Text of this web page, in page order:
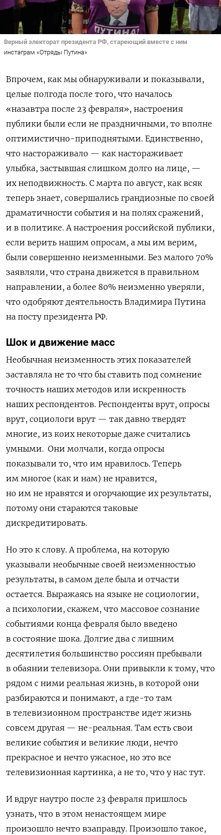
Верный электорат президента РФ, стареющий вместе с ним
инстаграм «Отряды Путина»
Впрочем, как мы обнаруживали и показывали,
целые полгода после того, что началось
«назавтра после 23 февраля», настроения
публики были если не праздничными, то вполне
оптимистично-приподнятыми. Единственно,
что настораживало — как настораживает
улыбка, застывшая слишком долго на лице, —
их неподвижность. С марта по август, как всяк
теперь знает, совершались грандиозные по своей
драматичности события и на полях сражений,
и в политике. А настроения российской публики,
если верить нашим опросам, а мы им верим,
были совершенно неизменными. Без малого 70%
заявляли, что страна движется в правильном
направлении, а более 80% неизменно уверяли,
что одобряют деятельность Владимира Путина
на посту президента РФ.
Шок и движение масс
Необычная неизменность этих показателей
заставляла не то что бы ставить под сомнение
точность наших методов или искренность
наших респондентов. Респонденты врут, опросы
врут, социологи врут — так давно твердят
многие, из коих некоторые даже считались
умными. Они молчали, когда опросы
показывали то, что им нравилось. Теперь
им многое (как и нам) не нравится,
но им не нравятся и огорчающие их результаты,
потому они стараются таковые
дискредитировать.
Но это к слову. А проблема, на которую
указывали необычные своей неизменностью
результаты, в самом деле была и отчасти
остается. Выражаясь на языке не социологии,
а психологии, скажем, что массовое сознание
событиями конца февраля было введено
в состояние шока. Долгие два с лишним
десятилетия большинство россиян пребывали
в обаянии телевизора. Они привыкли к тому, что
рядом с ними реальная жизнь, в которой они
разбираются и понимают, а где-то там
в телевизионном пространстве идет жизнь
совсем другая — не-реальная. Там есть свои
великие события и великие люди, нечто
прекрасное и нечто ужасное, но это все
телевизионная картинка, а не то, что у нас тут.
И вдруг наутро после 23 февраля пришлось
узнать, что в этом ненастоящем мире
произошло нечто взаправду. Произошло такое,